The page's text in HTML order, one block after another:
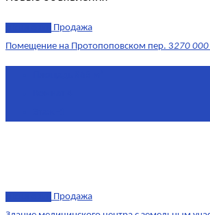
Продажа
Помещение на Протопоповском пер. 3270 000
Продажа